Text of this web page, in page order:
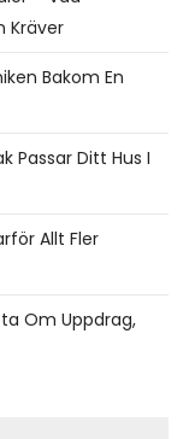
Kräver
Bakom En
Passar Ditt Hus I
Allt Fler
Om Uppdrag,